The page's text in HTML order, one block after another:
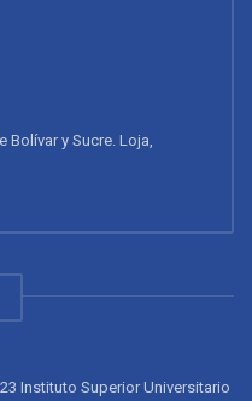
Bolívar y Sucre. Loja,
Instituto Superior Universitario